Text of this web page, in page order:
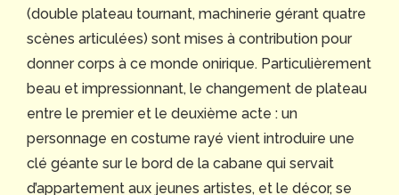
(double plateau tournant, machinerie gérant quatre
scènes articulées) sont mises à contribution pour
donner corps à ce monde onirique. Particulièrement
beau et impressionnant, le changement de plateau
entre le premier et le deuxième acte : un
personnage en costume rayé vient introduire une
clé géante sur le bord de la cabane qui servait
d’appartement aux jeunes artistes, et le décor, se